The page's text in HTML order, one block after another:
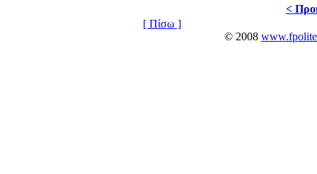
<
[ Πίσω ]
© 2008